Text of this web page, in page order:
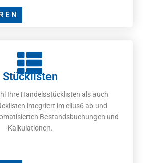
Stücklisten
Ihre Handelsstücklisten als auch
integriert im elius6 ab und
Bestandsbuchungen und
Kalkulationen.